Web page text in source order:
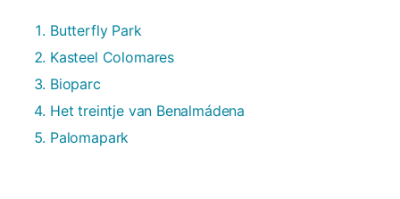
Butterfly Park
Kasteel Colomares
Bioparc
Het treintje van Benalmádena
Palomapark